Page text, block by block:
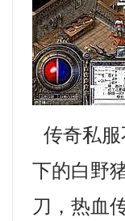
传奇私
下的白野
刀，热血